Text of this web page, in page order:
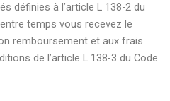
définies à l’article L 138-2 du
temps vous recevez le
remboursement et aux frais
de l’article L 138-3 du Code